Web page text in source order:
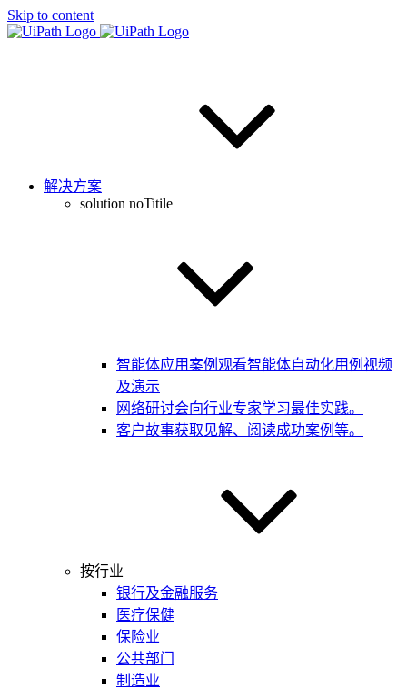
Skip to content
解决方案
solution noTitile
智能体应用案例 观看智能体自动化用例视频
及演示
网络研讨会向行业专家学习最佳实践。
客户故事获取见解、阅读成功案例等。
按行业
银行及金融服务
医疗保健
保险业
公共部门
制造业